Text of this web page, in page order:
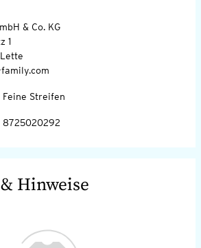
& Co. KG
1
Feine Streifen
8725020292
Hinweise